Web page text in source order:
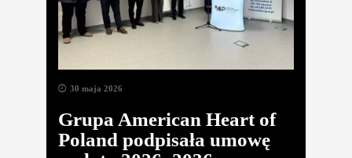
30 maja 2026
Grupa American Heart of
Poland podpisała umowę